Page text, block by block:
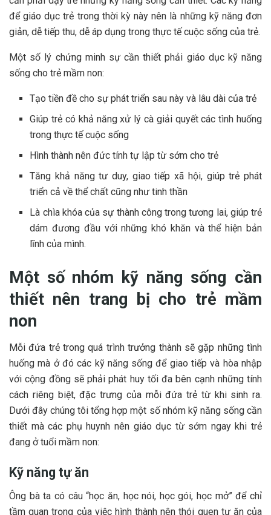
để giáo dục trẻ trong thời kỳ này nên là những kỹ năng đơn
giản, dễ tiếp thu, dễ áp dụng trong thực tế cuộc sống của trẻ.
Một số lý chứng minh sự cần thiết phải giáo dục kỹ năng
sống cho trẻ mầm non:
Tạo tiền đề cho sự phát triển sau này và lâu dài của trẻ
Giúp trẻ có khả năng xử lý cà giải quyết các tình huống
trong thực tế cuộc sống
Hình thành nên đức tính tự lập từ sớm cho trẻ
Tăng khả năng tư duy, giao tiếp xã hội, giúp trẻ phát
triển cả về thể chất cũng như tinh thần
Là chìa khóa của sự thành công trong tương lai, giúp trẻ
dám đương đầu với những khó khăn và thể hiện bản
lĩnh của mình.
Một số nhóm kỹ năng sống cần
thiết nên trang bị cho trẻ mầm
non
Mỗi đứa trẻ trong quá trình trưởng thành sẽ gặp những tình
huống mà ở đó các kỹ năng sống để giao tiếp và hòa nhập
với cộng đồng sẽ phải phát huy tối đa bên cạnh những tính
cách riêng biệt, đặc trưng của mỗi đứa trẻ từ khi sinh ra.
Dưới đây chúng tôi tổng hợp một số nhóm kỹ năng sống cần
thiết mà các phụ huynh nên giáo dục từ sớm ngay khi trẻ
đang ở tuổi mầm non:
Kỹ năng tự ăn
Ông bà ta có câu “học ăn, học nói, học gói, học mở” để chỉ
tầm quan trọng của việc hình thành nên thói quen tự ăn của